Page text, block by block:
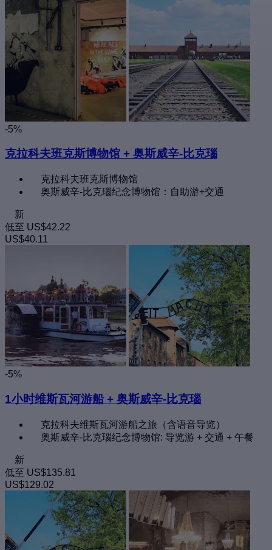
-5%
克拉科夫班克斯博物馆 + 奥斯威辛-比克瑙
克拉科夫班克斯博物馆
奥斯威辛-比克瑙纪念博物馆：自助游+交通
新
低至 US$42.22
US$40.11
-5%
1小时维斯瓦河游船 + 奥斯威辛-比克瑙
克拉科夫维斯瓦河游船之旅（含语音导览）
奥斯威辛-比克瑙纪念博物馆: 导览游 + 交通 + 午餐
新
低至 US$135.81
US$129.02